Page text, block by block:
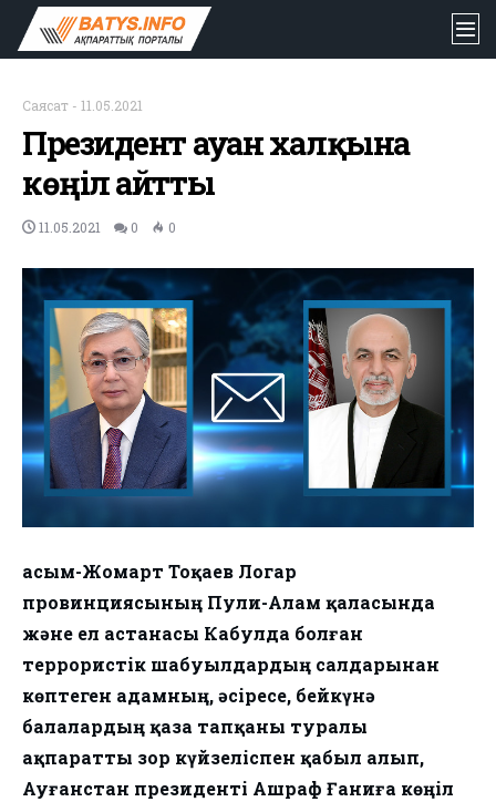
Саясат - 11.05.2021
Президент ауған халқына
көңіл айтты
11.05.2021 0 0
Қасым-Жомарт Тоқаев Логар
провинциясының Пули-Алам қаласында
және ел астанасы Кабулда болған
террористік шабуылдардың салдарынан
көптеген адамның, әсіресе, бейкүнә
балалардың қаза тапқаны туралы
ақпаратты зор күйзеліспен қабыл алып,
Ауғанстан президенті Ашраф Ғаниға көңіл